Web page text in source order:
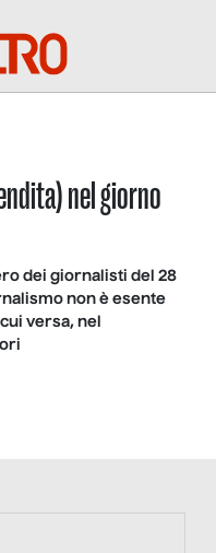
nel giorno
dei giornalisti del 28
non è esente
versa, nel